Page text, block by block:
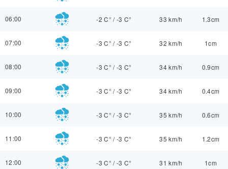
06:00 -2 C° /-3 C° 33 km/h 1.3cm
07:00 -3 C° /-3 C° 32 km/h 1cm
08:00 -3 C° /-3 C° 34 km/h 0.9cm
09:00 -3 C° /-3 C° 34 km/h 0.4cm
10:00 -3 C° /-3 C° 35 km/h 0.6cm
11:00 -3 C° /-3 C° 35 km/h 1.2cm
12:00 -3 C° /-3 C° 31 km/h 1cm